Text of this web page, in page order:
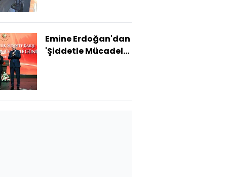
Emine Erdoğan'dan
'Şiddetle Mücadele